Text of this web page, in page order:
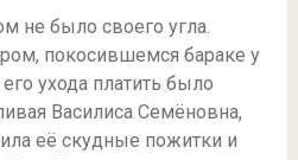
не было своего угла.
покосившемся бараке у
ухода платить было
Василиса Семёновна,
её скудные пожитки и